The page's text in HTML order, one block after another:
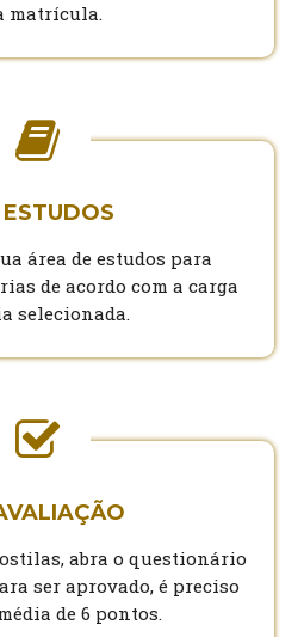
matrícula.
área de estudos para
de acordo com a carga
selecionada.
abra o questionário
ser aprovado, é preciso
de 6 pontos.